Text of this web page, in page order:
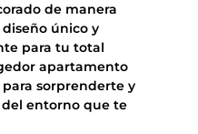
de manera
único y
para tu total
apartamento
sorprenderte y
entorno que te